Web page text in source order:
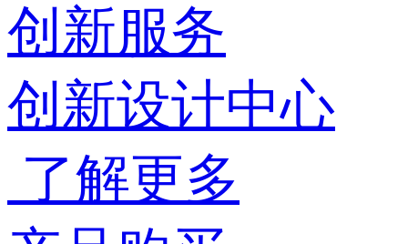
创新服务
创新设计中心
了解更多